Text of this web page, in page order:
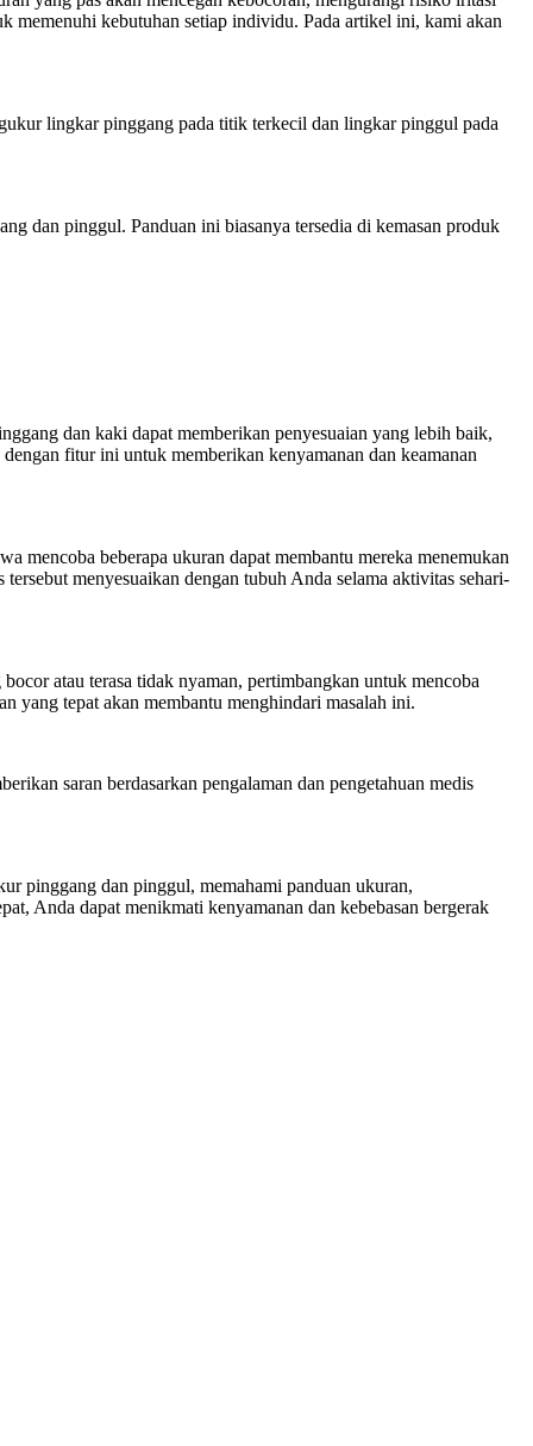
memenuhi kebutuhan setiap individu. Pada artikel ini, kami akan
lingkar pinggang pada titik terkecil dan lingkar pinggul pada
dan pinggul. Panduan ini biasanya tersedia di kemasan produk
dan kaki dapat memberikan penyesuaian yang lebih baik,
fitur ini untuk memberikan kenyamanan dan keamanan
mencoba beberapa ukuran dapat membantu mereka menemukan
menyesuaikan dengan tubuh Anda selama aktivitas sehari-
atau terasa tidak nyaman, pertimbangkan untuk mencoba
yang tepat akan membantu menghindari masalah ini.
saran berdasarkan pengalaman dan pengetahuan medis
pinggang dan pinggul, memahami panduan ukuran,
Anda dapat menikmati kenyamanan dan kebebasan bergerak